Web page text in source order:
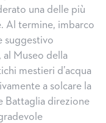
una delle più
Al termine, imbarco
suggestivo
al Museo della
mestieri d’acqua
a solcare la
Battaglia direzione